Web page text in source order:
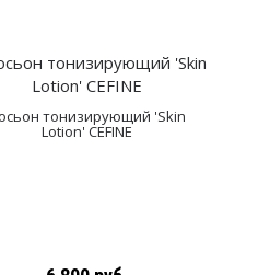
тонизирующий 'Skin
Lotion' CEFINE